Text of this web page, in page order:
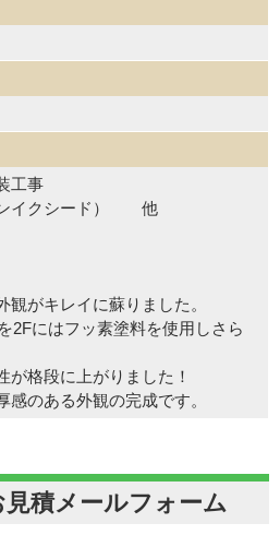
工事
ンイクシード） 他
がキレイに蘇りました。
2Fにはフッ素塗料を使用しさら
が格段に上がりました！
のある外観の完成です。
積メールフォーム